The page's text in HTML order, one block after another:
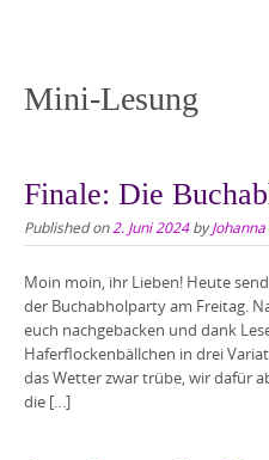
Mini-Lesung
Finale: Die
Published on2. Juni 2024by
Moin moin, ihr Lieben! Heute
der Buchabholparty am Freitag.
euch nachgebacken und dank
Haferflockenbällchen in drei
das Wetter zwar trübe, wir dafür
die […]